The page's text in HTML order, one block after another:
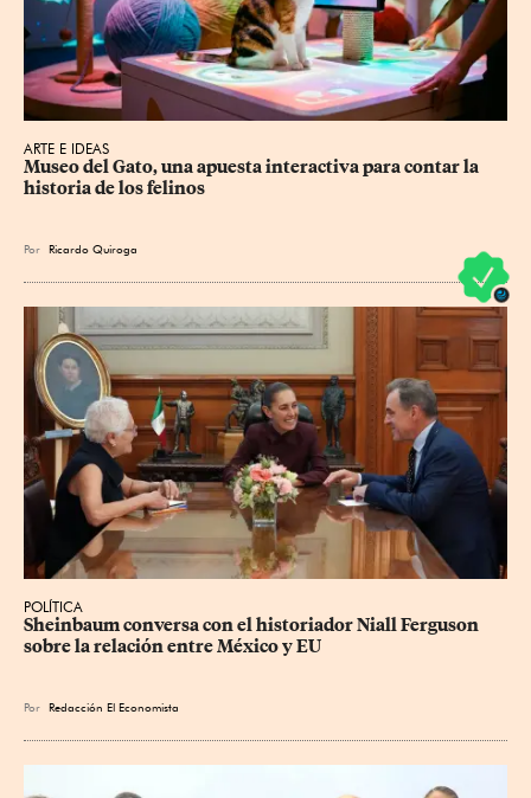
ARTE E IDEAS
Museo del Gato, una apuesta interactiva para contar la
historia de los felinos
Por Ricardo Quiroga
POLÍTICA
Sheinbaum conversa con el historiador Niall Ferguson
sobre la relación entre México y EU
Por Redacción El Economista